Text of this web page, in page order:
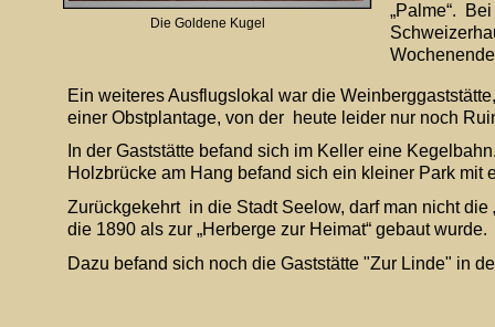
Ein weiteres Ausflugslokal war die
einer Obstplantage, von der  heute leider nur noch
In der Gaststätte befand sich im Keller eine
Holzbrücke am Hang befand sich ein kleiner Park mit
Zurückgekehrt  in die Stadt Seelow, darf man nicht
die 1890 als zur „Herberge zur Heimat“ gebaut wurde.
Dazu befand sich noch die Gaststätte "Zur Linde" in
„Palme“.
Die Goldene Kugel